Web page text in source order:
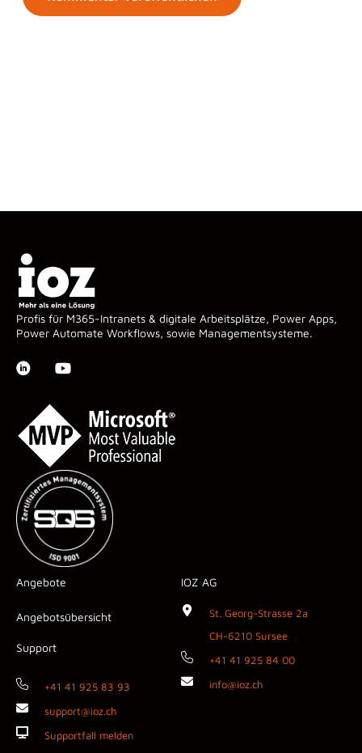
Profis für M365-Intranets & digitale Arbeitsplätze, Power Apps,
Power Automate Workflows, sowie Managementsysteme.
Angebote
Angebotsübersicht
Support
+41 41 925 83 93
support@ioz.ch
Supportfall melden
IOZ AG
St. Georg-Strasse 2a
CH-6210 Sursee
+41 41 925 84 00
info@ioz.ch